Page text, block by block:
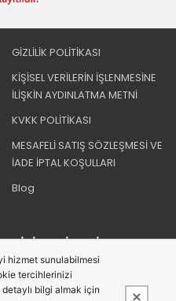
GİZLİLİK POLİTİKASI
KİŞİSEL VERİLERİN İŞLENMESİNE
İLİŞKİN AYDINLATMA METNİ
KVKK POLİTİKASI
MESAFELİ SATIŞ SÖZLEŞMESİ VE
İADE İPTAL KOŞULLARI
Blog
BIZI TAKIP EDIN
hizmet sunulabilmesi
tercihlerinizi
bilgi almak için